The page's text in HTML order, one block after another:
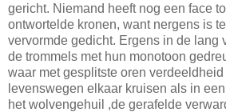
gericht. Niemand heeft nog een face
ontwortelde kronen, want nergens is
vervormde gedicht. Ergens in de lang
de trommels met hun monotoon
waar met gesplitste oren
levenswegen elkaar kruisen als in
het wolvengehuil ,de gerafelde